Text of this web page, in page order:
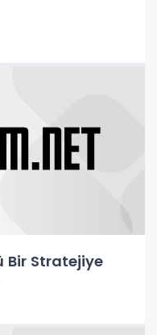
Bir Stratejiye